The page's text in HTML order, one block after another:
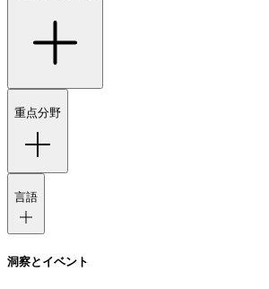
重点分野
言語
洞察とイベント